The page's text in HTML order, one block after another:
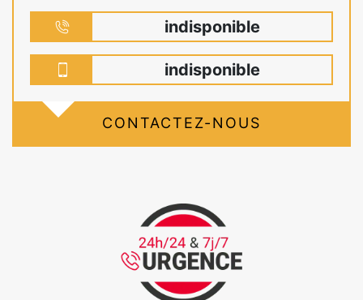
indisponible
indisponible
CONTACTEZ-NOUS